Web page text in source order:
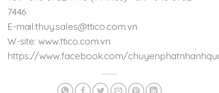
7446
E-mail:thuy.sales@ttico.com.vn
W-site: www.ttico.com.vn
https://www.facebook.com/